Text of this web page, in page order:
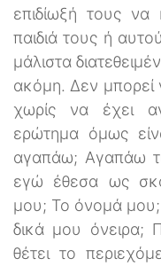
επιδίωξή τους
παιδιά τους ή
μάλιστα
ακόμη. Δεν μπορεί
χωρίς να έχει
ερώτημα όμως
αγαπάω; Αγαπάω
εγώ έθεσα ως
μου; Το όνομά
δικά μου όνειρα;
θέτει το